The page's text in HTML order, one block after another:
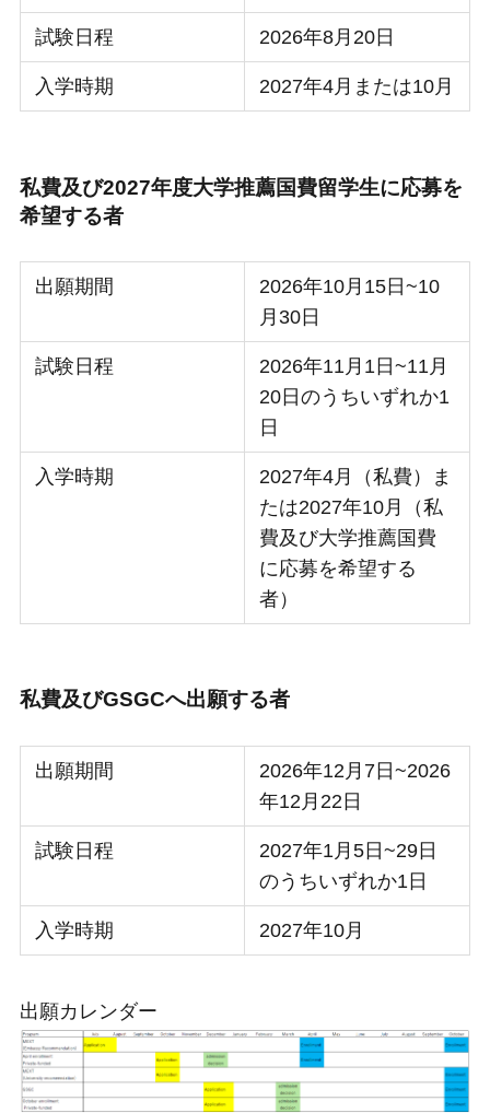
試験日程 2026年8月20日
入学時期 2027年4月または10月
私費及び2027年度大学推薦国費留学生に応募を
希望する者
出願期間
2026年10月15日~10
月30日
試験日程
2026年11月1日~11月
20日のうちいずれか1
日
入学時期
2027年4月（私費）ま
たは2027年10月（私
費及び大学推薦国費
に応募を希望する
者）
私費及びGSGCへ出願する者
出願期間
2026年12月7日~2026
年12月22日
試験日程
2027年1月5日~29日
のうちいずれか1日
入学時期 2027年10月
出願カレンダー